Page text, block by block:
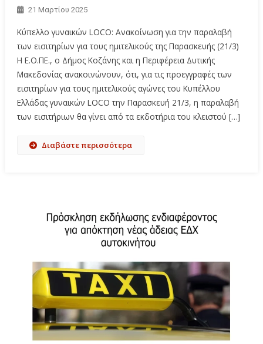
21 Μαρτίου 2025
Κύπελλο γυναικών LOCΟ: Ανακοίνωση για την παραλαβή
των εισιτηρίων για τους ημιτελικούς της Παρασκευής (21/3)
Η Ε.Ο.ΠΕ., ο Δήμος Κοζάνης και η Περιφέρεια Δυτικής
Μακεδονίας ανακοινώνουν, ότι, για τις προεγγραφές των
εισιτηρίων για τους ημιτελικούς αγώνες του Κυπέλλου
Ελλάδας γυναικών LOCO την Παρασκευή 21/3, η παραλαβή
των εισιτήριων θα γίνει από τα εκδοτήρια του κλειστού […]
Διαβάστε περισσότερα